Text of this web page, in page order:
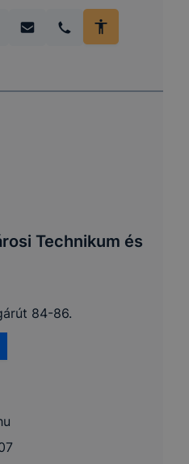
Technikum és
84-86.